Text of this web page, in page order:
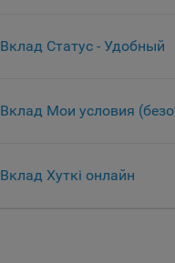
Вклад Статус - Удобный
Вклад Мои условия
Вклад Хуткі онлайн